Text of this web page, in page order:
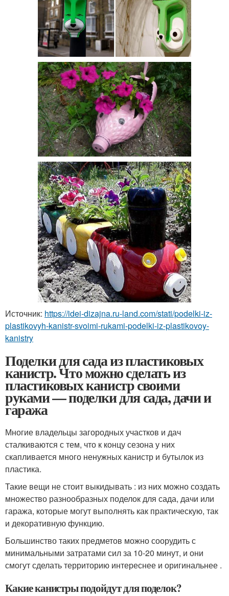
Источник: https://idei-dizajna.ru-land.com/stati/podelki-iz-
plastikovyh-kanistr-svoimi-rukami-podelki-iz-plastikovoy-
kanistry
Поделки для сада из пластиковых
канистр. Что можно сделать из
пластиковых канистр своими
руками — поделки для сада, дачи и
гаража
Многие владельцы загородных участков и дач
сталкиваются с тем, что к концу сезона у них
скапливается много ненужных канистр и бутылок из
пластика.
Такие вещи не стоит выкидывать : из них можно создать
множество разнообразных поделок для сада, дачи или
гаража, которые могут выполнять как практическую, так
и декоративную функцию.
Большинство таких предметов можно соорудить с
минимальными затратами сил за 10-20 минут, и они
смогут сделать территорию интереснее и оригинальнее .
Какие канистры подойдут для поделок?